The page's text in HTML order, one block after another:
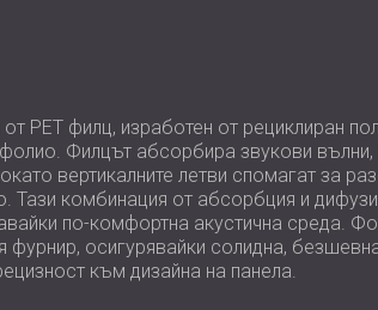
PET филц, изработен от рециклиран
Филцът абсорбира звукови вълни,
вертикалните летви спомагат за
Тази комбинация от абсорбция и
по-комфортна акустична среда.
фурнир, осигурявайки солидна,
към дизайна на панела.